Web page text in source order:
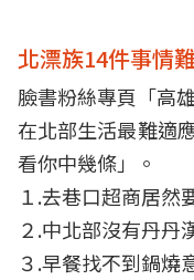
北漂族14件事情
臉書粉絲專頁「高
在北部生活最難適
看你中幾條」。
１.去巷口超商居然
２.中北部沒有丹丹
３.早餐找不到鍋燒